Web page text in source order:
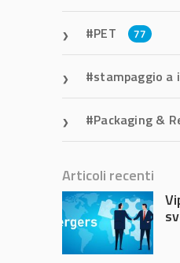
PET 77
stampaggio a
Packaging &
Articoli recenti